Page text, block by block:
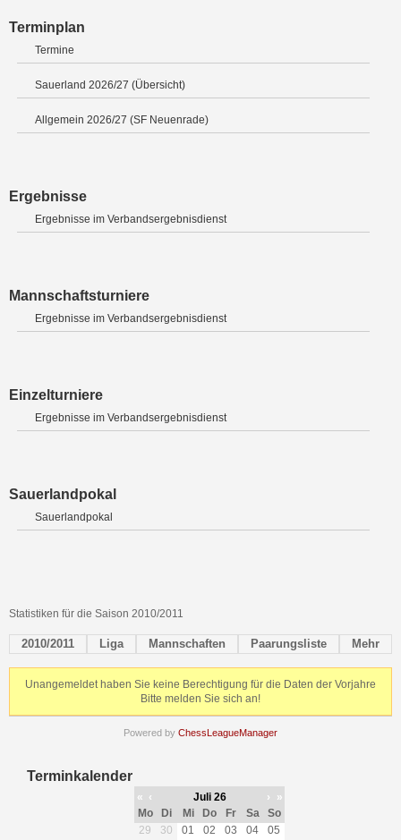
Terminplan
Termine
Sauerland 2026/27 (Übersicht)
Allgemein 2026/27 (SF Neuenrade)
Ergebnisse
Ergebnisse im Verbandsergebnisdienst
Mannschaftsturniere
Ergebnisse im Verbandsergebnisdienst
Einzelturniere
Ergebnisse im Verbandsergebnisdienst
Sauerlandpokal
Sauerlandpokal
Statistiken für die Saison 2010/2011
2010/2011 Liga Mannschaften Paarungsliste Mehr
Unangemeldet haben Sie keine Berechtigung für die Daten der Vorjahre
Bitte melden Sie sich an!
Powered by ChessLeagueManager
Terminkalender
« ‹ Juli 26 ›
»
Mo
Di Mi Do Fr Sa
So
29
30 01 02 03 04
05